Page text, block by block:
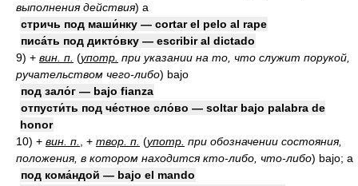
выполнения действия) a
стричь под маши́нку — cortar el pelo al rape
писа́ть под дикто́вку — escribir al dictado
9) + вин. п. (употр. при указании на то, что служит порукой,
ручательством чего-либо) bajo
под зало́г — bajo fianza
отпусти́ть под че́стное сло́во — soltar bajo palabra de
honor
10) + вин. п. , + твор. п. (употр. при обозначении состояния,
положения, в котором находится кто-либо, что-либо) bajo; a
под кома́ндой — bajo el mando